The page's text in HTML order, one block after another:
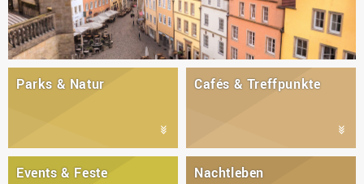
Parks & Natur Cafés & Treffpunkte
Events & Feste Nachtleben